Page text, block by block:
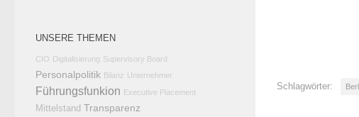
Schlagwörter:
UNSERE THEMEN
CIO Digitalisierung Supervisory Board
Personalpolitik Bilanz Unternehmer
Führungsfunkion Executive Placement
Mittelstand Transparenz